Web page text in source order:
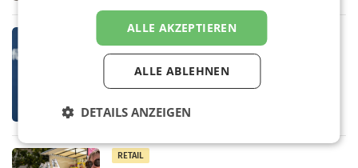
eines Treffens zwischen Staatssekretärin
Elisabeth
MARKETING & MEDIA
Studie zur Medienpräsenz: Wie
Österreichs ATX-Unternehmen
international wahrgenommen
werden
agieren längst auf internationalen Märkten.
weltweite Berichterstattung über
RETAIL
ALLE AKZEPTIEREN
ALLE ABLEHNEN
DETAILS ANZEIGEN